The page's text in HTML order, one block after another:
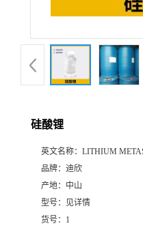
厅硅酸锂
英文名称： LITHIUM
品牌： 迪欣
产地： 中山
型号：
见详情
货号： 1